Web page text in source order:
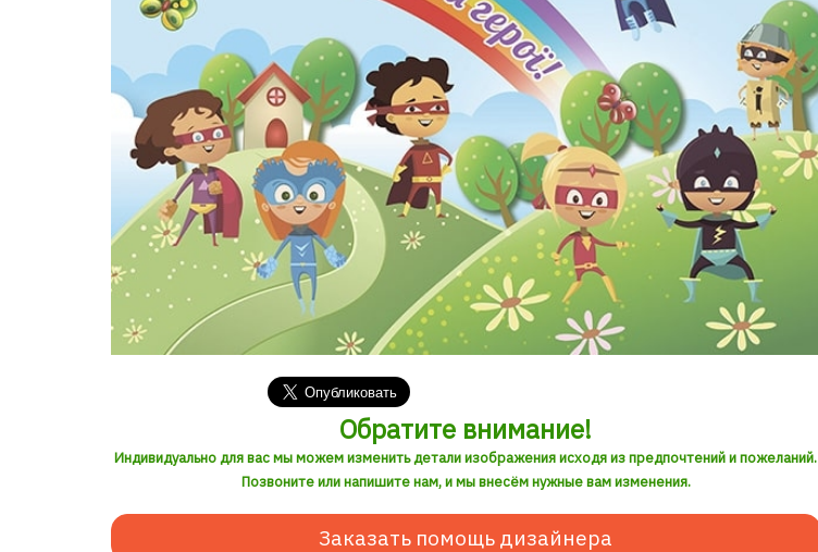
Обратите внимание!
Индивидуально для вас мы можем изменить детали изображения исходя из предпочтений и пожеланий.
Позвоните или напишите нам, и мы внесём нужные вам изменения.
Заказать помощь дизайнера